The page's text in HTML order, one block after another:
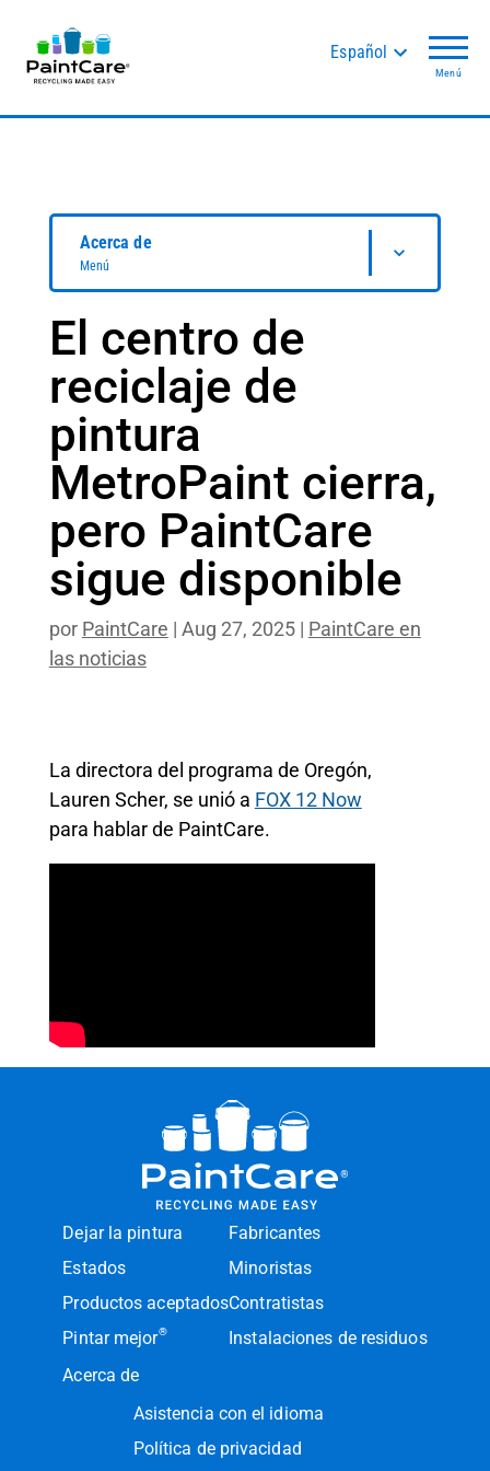
Español
Menú
Acerca de
Menú
El centro de
reciclaje de
pintura
MetroPaint cierra,
pero PaintCare
sigue disponible
por PaintCare | Aug 27, 2025| PaintCare en
las noticias
La directora del programa de Oregón,
Lauren Scher, se unió a FOX 12 Now
para hablar de PaintCare.
Dejar la pintura
Estados
Productos aceptados
Pintar mejor®
Acerca de
Fabricantes
Minoristas
Contratistas
Instalaciones de residuos
Asistencia con el idioma
Política de privacidad